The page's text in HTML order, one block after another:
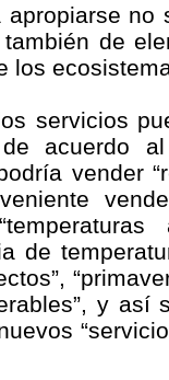
no
de
los
servicios
acuerdo
vender
de
y